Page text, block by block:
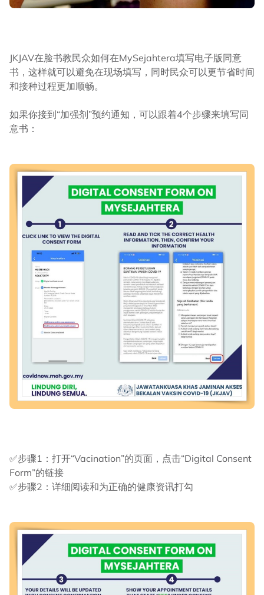
JKJAV在脸书教民众如何在MySejahtera填写电子版同意
书，这样就可以避免在现场填写，同时民众可以更节省时间
和接种过程更加顺畅。
如果你接到“加强剂”预约通知，可以跟着4个步骤来填写同
意书：
✅步骤1：打开“Vacination”的页面，点击“Digital Consent
Form”的链接
✅步骤2：详细阅读和为正确的健康资讯打勾